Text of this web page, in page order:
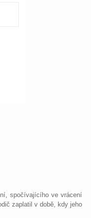
spočívajícího ve vrácení
zaplatil v době, kdy jeho